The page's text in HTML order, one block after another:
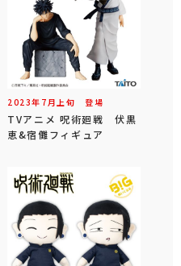
2023年 7 月 上旬 登場
TVアニメ 呪術廻戦 伏黒
恵&宿儺フィギュア